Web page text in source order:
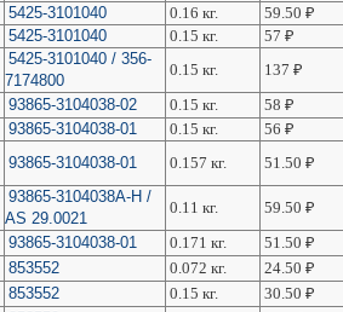
5425-3101040 0.16 кг. 59.50 ₽
5425-3101040 0.15 кг. 57 ₽
5425-3101040 / 356-
7174800
0.15 кг. 137 ₽
93865-3104038-02 0.15 кг. 58 ₽
93865-3104038-01 0.15 кг. 56 ₽
93865-3104038-01 0.157 кг. 51.50 ₽
93865-3104038A-H /
AS 29.0021
0.11 кг. 59.50 ₽
93865-3104038-01 0.171 кг. 51.50 ₽
853552 0.072 кг. 24.50 ₽
853552 0.15 кг. 30.50 ₽